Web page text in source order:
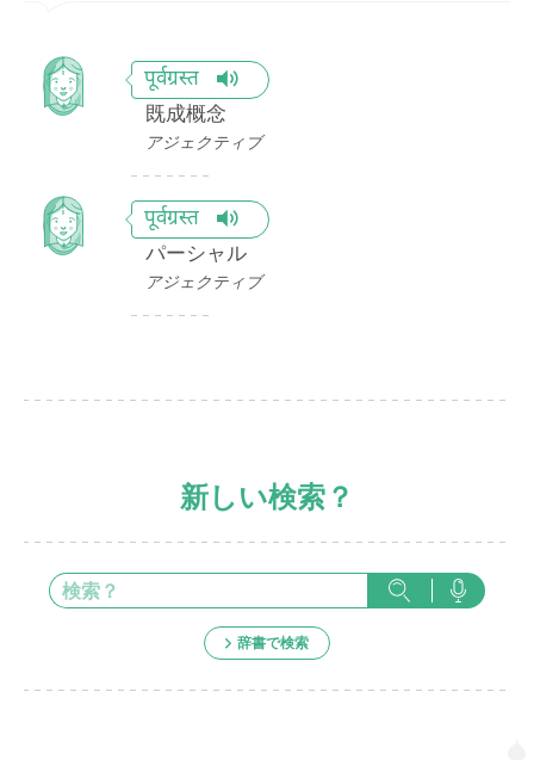
पूर्वग्रस्त
既成概念
アジェクティブ
पूर्वग्रस्त
パーシャル
アジェクティブ
新しい検索？
辞書で検索